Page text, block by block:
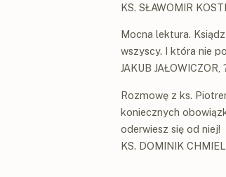
KS. SŁAWOMIR
Mocna lektura.
wszyscy. I która nie
JAKUB
Rozmowę z ks.
koniecznych
oderwiesz się od niej!
KS. DOMINIK